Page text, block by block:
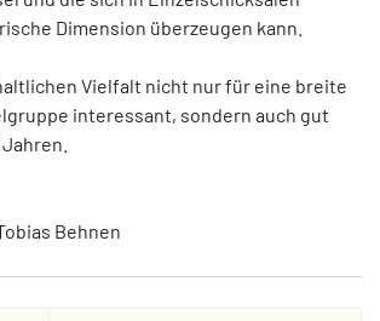
Dimension überzeugen kann.
Vielfalt nicht nur für eine breite
interessant, sondern auch gut
Behnen